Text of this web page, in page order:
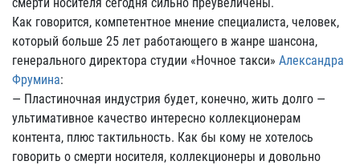
Как говорится, компетентное мнение специалиста, человек,
который больше 25 лет работающего в жанре шансона,
генерального директора студии «Ночное такси» Александра
Фрумина:
— Пластиночная индустрия будет, конечно, жить долго —
ультимативное качество интересно коллекционерам
контента, плюс тактильность. Как бы кому не хотелось
говорить о смерти носителя, коллекционеры и довольно